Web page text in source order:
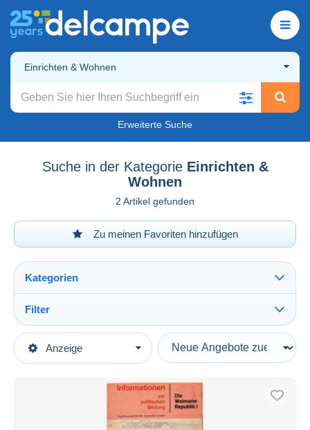
Einrichten & Wohnen
Erweiterte Suche
Suche in der Kategorie Einrichten &
Wohnen
2 Artikel gefunden
Zu meinen Favoriten hinzufügen
Anzeige
Kategorien
Hauptkategorien
Sachbücher & Ratgeber
Filter
Art der Verkäufe
Laufende Angebote
Auktionen mit Geboten
Auktionen ohne Gebote